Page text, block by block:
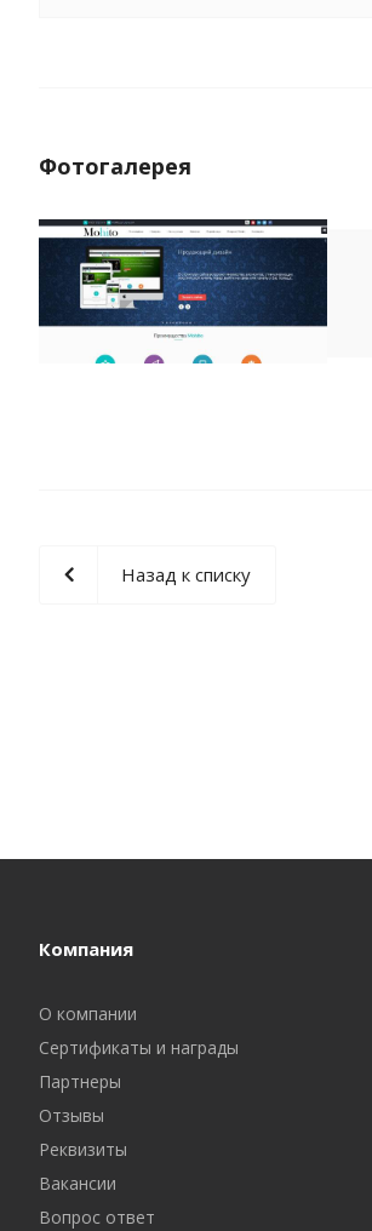
Фотогалерея
Назад к списку
Компания
О компании
Сертификаты и награды
Партнеры
Отзывы
Реквизиты
Вакансии
Вопрос ответ